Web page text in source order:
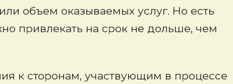
объем оказываемых услуг. Но есть
привлекать на срок не дольше, чем
к сторонам, участвующим в процессе